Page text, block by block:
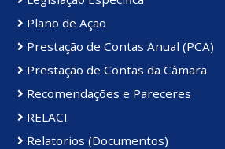
Plano de Ação
Prestação de Contas Anual (PCA)
Prestação de Contas da Câmara
Recomendações e Pareceres
RELACI
Relatorios (Documentos)